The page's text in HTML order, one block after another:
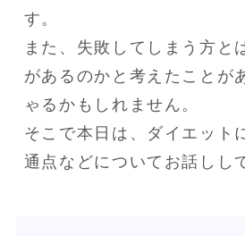
す。
また、失敗してしまう方と
があるのかと考えたことが
ゃるかもしれません。
そこで本日は、ダイエット
通点などについてお話しし